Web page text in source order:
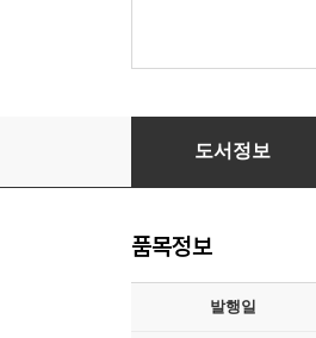
브초 가족의 유쾌한
도서정보
품목정보
발행일